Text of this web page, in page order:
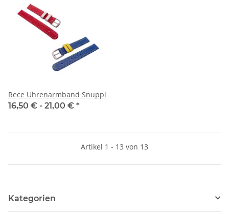
Rece Uhrenarmband Snuppi
16,50 € - 21,00 € *
Artikel 1 - 13 von 13
Kategorien